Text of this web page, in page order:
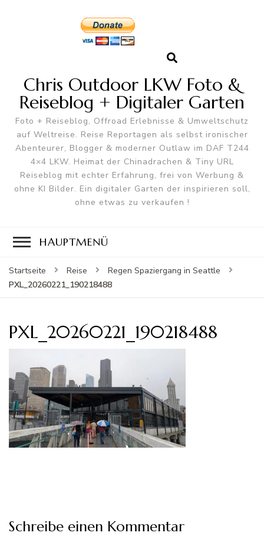
Chris Outdoor LKW Foto &
Reiseblog + Digitaler Garten
Foto + Reiseblog, Offroad Erlebnisse & Umweltschutz
auf Weltreise. Reise Reportagen als selbst ironischer
Abenteurer, Blogger & moderner Outlaw im DAF T244
4×4 LKW. Heimat der Chinadrachen & Tiny URL
Reiseblog mit echter Erfahrung, frei von Werbung &
ohne KI Bilder. Ein digitaler Garten der inspirieren soll,
ohne etwas zu verkaufen !
HAUPTMENÜ
Startseite Reise
Regen Spaziergang in Seattle
PXL_20260221_190218488
PXL_20260221_190218488
Schreibe einen Kommentar